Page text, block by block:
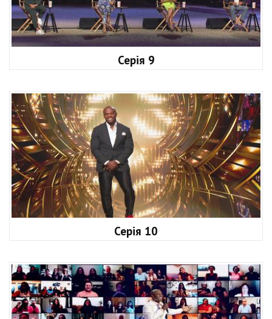
Серія 9
Серія 10